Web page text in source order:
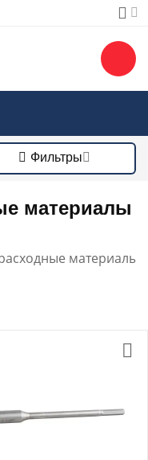
Фильтры
материалы
материалы